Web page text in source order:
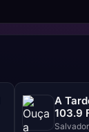
A
103.9